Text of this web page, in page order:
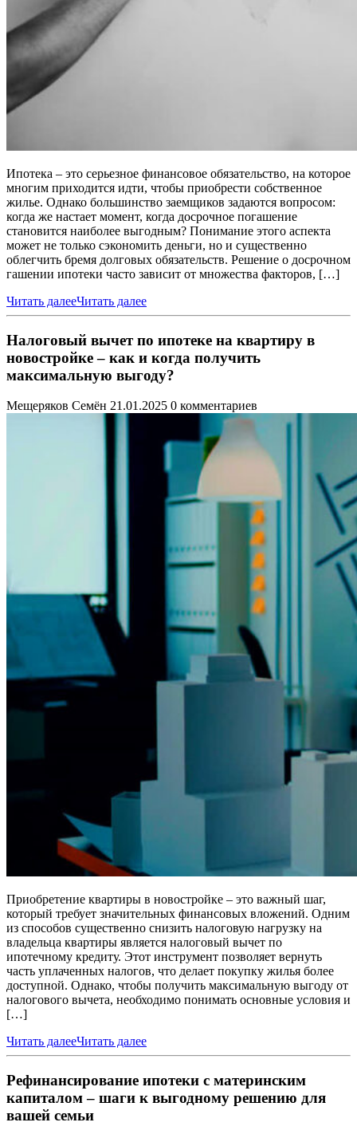
Ипотека – это серьезное финансовое обязательство, на которое
многим приходится идти, чтобы приобрести собственное
жилье. Однако большинство заемщиков задаются вопросом:
когда же настает момент, когда досрочное погашение
становится наиболее выгодным? Понимание этого аспекта
может не только сэкономить деньги, но и существенно
облегчить бремя долговых обязательств. Решение о досрочном
гашении ипотеки часто зависит от множества факторов, […]
Читать далееЧитать далее
Налоговый вычет по ипотеке на квартиру в
новостройке – как и когда получить
максимальную выгоду?
Мещеряков Семён 21.01.2025 0 комментариев
Приобретение квартиры в новостройке – это важный шаг,
который требует значительных финансовых вложений. Одним
из способов существенно снизить налоговую нагрузку на
владельца квартиры является налоговый вычет по
ипотечному кредиту. Этот инструмент позволяет вернуть
часть уплаченных налогов, что делает покупку жилья более
доступной. Однако, чтобы получить максимальную выгоду от
налогового вычета, необходимо понимать основные условия и
[…]
Читать далееЧитать далее
Рефинансирование ипотеки с материнским
капиталом – шаги к выгодному решению для
вашей семьи